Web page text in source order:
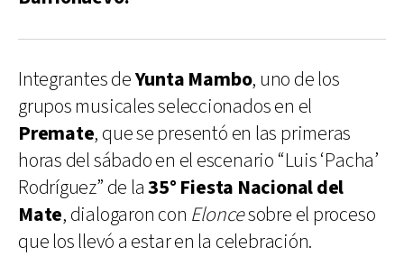
Integrantes deYunta Mambo, uno de los
grupos musicales seleccionados en el
Premate, que se presentó en las primeras
horas del sábado en el escenario “Luis ‘Pacha’
Rodríguez” de la35° Fiesta Nacional del
Mate, dialogaron con Eloncesobre el proceso
que los llevó a estar en la celebración.